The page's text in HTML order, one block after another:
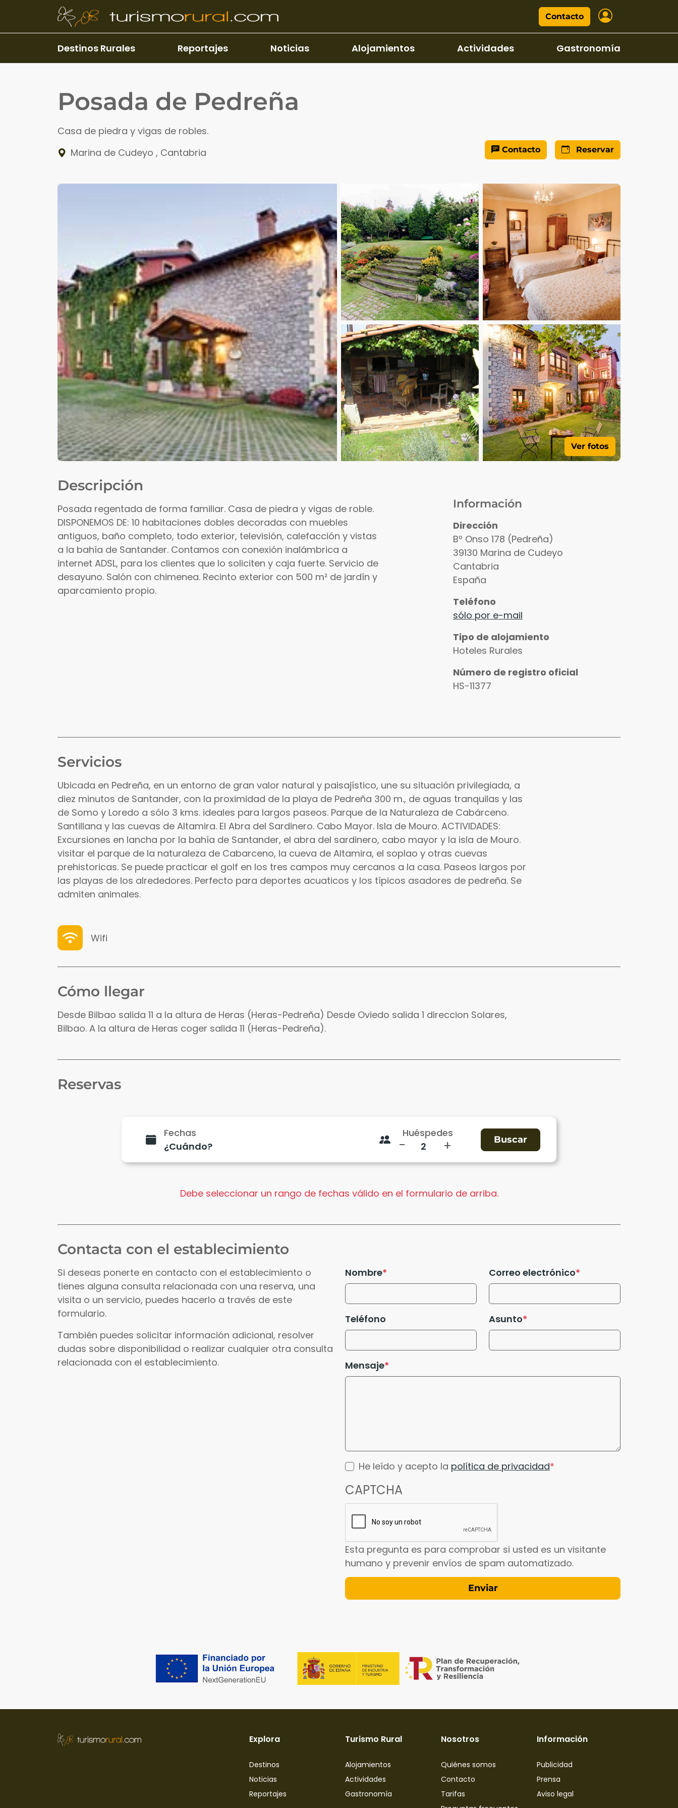
Pasar al contenido principal
Contacto
Destinos Rurales Reportajes Noticias Alojamientos Actividades Gastronomía
Posada de Pedreña
Casa de piedra y vigas de robles.
Marina de Cudeyo , Cantabria Contacto Reservar
Ver fotos
Información
Dirección
Bº Onso 178 (Pedreña)
39130 Marina de Cudeyo
Cantabria
España
Teléfono
sólo por e-mail
Tipo de alojamiento
Hoteles Rurales
Número de registro oficial
HS-11377
Descripción
Posada regentada de forma familiar. Casa de piedra y vigas de roble.
DISPONEMOS DE: 10 habitaciones dobles decoradas con muebles
antiguos, baño completo, todo exterior, televisión, calefacción y vistas
a la bahí­a de Santander. Contamos con conexión inalámbrica a
internet ADSL, para los clientes que lo soliciten y caja fuerte. Servicio de
desayuno. Salón con chimenea. Recinto exterior con 500 m² de jardí­n y
aparcamiento propio.
Servicios
Ubicada en Pedreña, en un entorno de gran valor natural y paisajístico, une su situación privilegiada, a
diez minutos de Santander, con la proximidad de la playa de Pedreña 300 m., de aguas tranquilas y las
de Somo y Loredo a sólo 3 kms. ideales para largos paseos. Parque de la Naturaleza de Cabárceno.
Santillana y las cuevas de Altamira. El Abra del Sardinero. Cabo Mayor. Isla de Mouro. ACTIVIDADES:
Excursiones en lancha por la bahía de Santander, el abra del sardinero, cabo mayor y la isla de Mouro.
visitar el parque de la naturaleza de Cabarceno, la cueva de Altamira, el soplao y otras cuevas
prehistoricas. Se puede practicar el golf en los tres campos muy cercanos a la casa. Paseos largos por
las playas de los alrededores. Perfecto para deportes acuaticos y los típicos asadores de pedreña. Se
admiten animales.
Wifi
Cómo llegar
Desde Bilbao salida 11 a la altura de Heras (Heras-Pedreña) Desde Oviedo salida 1 direccion Solares,
Bilbao. A la altura de Heras coger salida 11 (Heras-Pedreña).
Reservas
Fechas Huéspedes
- +
Debe seleccionar un rango de fechas válido en el formulario de arriba.
Contacta con el establecimiento
Si deseas ponerte en contacto con el establecimiento o
tienes alguna consulta relacionada con una reserva, una
visita o un servicio, puedes hacerlo a través de este
formulario.
También puedes solicitar información adicional, resolver
dudas sobre disponibilidad o realizar cualquier otra consulta
relacionada con el establecimiento.
Nombre Correo electrónico
Teléfono Asunto
Mensaje
He leído y acepto la política de privacidad
CAPTCHA
Esta pregunta es para comprobar si usted es un visitante
humano y prevenir envíos de spam automatizado.
Explora
Destinos
Noticias
Reportajes
Turismo Rural
Alojamientos
Actividades
Gastronomía
Nosotros
Quiénes somos
Contacto
Tarifas
Información
Publicidad
Prensa
Aviso legal